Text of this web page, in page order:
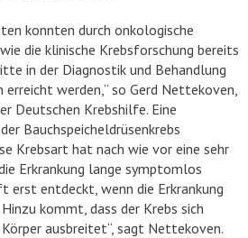
konnten durch onkologische
die klinische Krebsforschung bereits
in der Diagnostik und Behandlung
erreicht werden,“ so Gerd Nettekoven,
Deutschen Krebshilfe. Eine
Bauchspeicheldrüsenkrebs
Krebsart hat nach wie vor eine sehr
Erkrankung lange symptomlos
erst entdeckt, wenn die Erkrankung
kommt, dass der Krebs sich
ausbreitet“, sagt Nettekoven.